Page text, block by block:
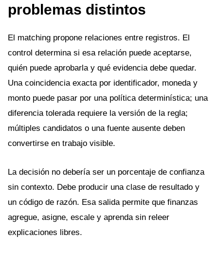
problemas distintos
El matching propone relaciones entre registros. El
control determina si esa relación puede aceptarse,
quién puede aprobarla y qué evidencia debe quedar.
Una coincidencia exacta por identificador, moneda y
monto puede pasar por una política determinística; una
diferencia tolerada requiere la versión de la regla;
múltiples candidatos o una fuente ausente deben
convertirse en trabajo visible.
La decisión no debería ser un porcentaje de confianza
sin contexto. Debe producir una clase de resultado y
un código de razón. Esa salida permite que finanzas
agregue, asigne, escale y aprenda sin releer
explicaciones libres.